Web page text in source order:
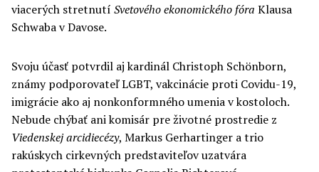
viacerých stretnutí Svetového ekonomického fóra Klausa
Schwaba v Davose.
Svoju účasť potvrdil aj kardinál Christoph Schönborn,
známy podporovateľ LGBT, vakcinácie proti Covidu-19,
imigrácie ako aj nonkonformného umenia v kostoloch.
Nebude chýbať ani komisár pre životné prostredie z
Viedenskej arcidiecézy, Markus Gerhartinger a trio
rakúskych cirkevných predstaviteľov uzatvára